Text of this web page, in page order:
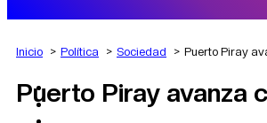
AGRO
DEPORTES
Inicio Política Sociedad Puerto Piray
Puerto Piray avanza